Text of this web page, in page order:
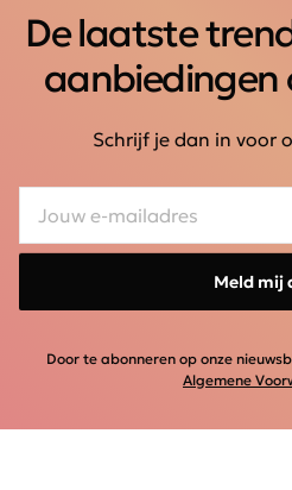
De laatste
aanbiedingen
Schrijf je dan in voor
Meld mij
Door te abonneren op onze
Algemene